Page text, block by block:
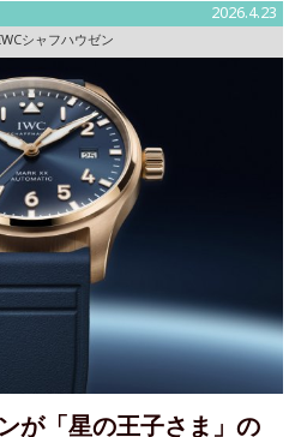
2026.4.23
シャフハウゼン
が「星の王子さま」の